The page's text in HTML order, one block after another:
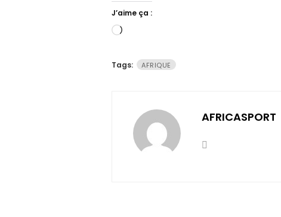
J’aime ça :
Chargement…
Tags: AFRIQUE
AFRICASPORT